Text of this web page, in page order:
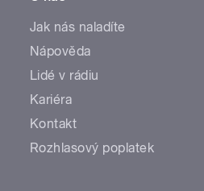
Jak nás naladíte
Nápověda
Lidé v rádiu
Kariéra
Kontakt
Rozhlasový poplatek